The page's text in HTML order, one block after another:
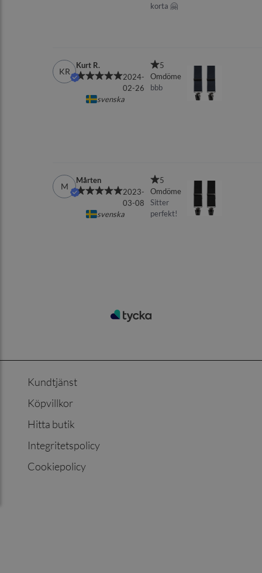
Kundtjänst
Köpvillkor
Hitta butik
Integritetspolicy
Cookiepolicy